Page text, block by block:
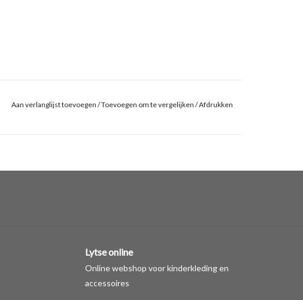
Aan verlanglijst toevoegen /Toevoegen om te vergelijken /Afdrukken
Lytse online
Online webshop voor kinderkleding en
accessoires